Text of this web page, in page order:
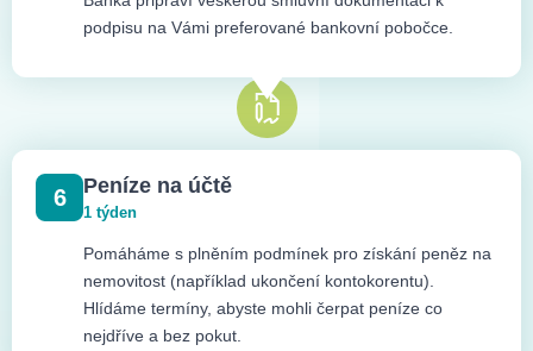
podpisu na Vámi preferované bankovní pobočce.
6 Peníze na účtě
1 týden
Pomáháme s plněním podmínek pro získání peněz na
nemovitost (například ukončení kontokorentu).
Hlídáme termíny, abyste mohli čerpat peníze co
nejdříve a bez pokut.